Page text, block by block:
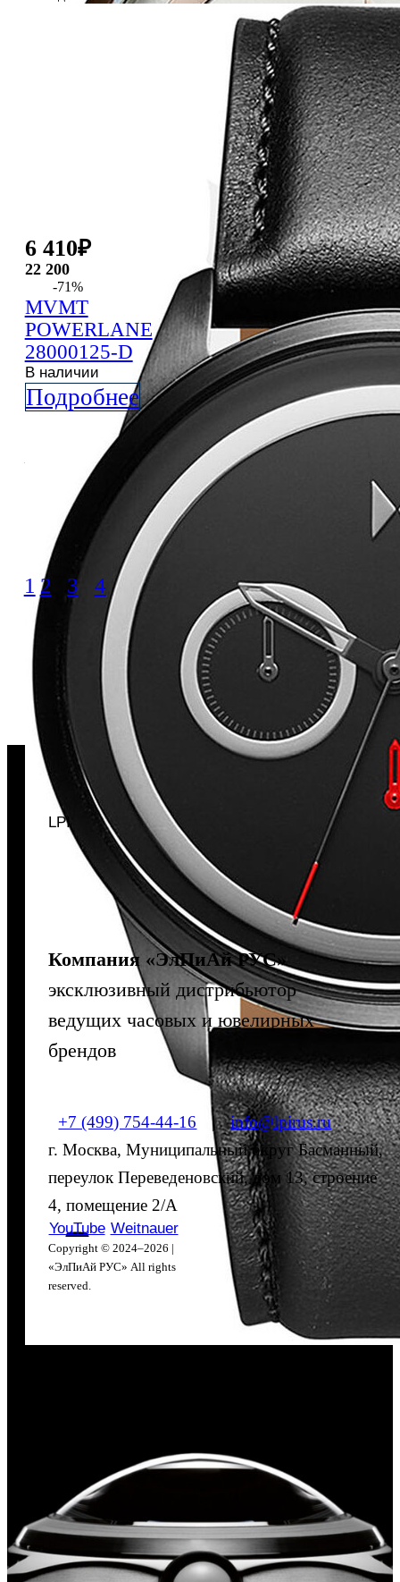
6 410₽
22 200
-71%
MVMT
POWERLANE
28000125-D
В наличии
Подробнее
1 2 3 4
LPI
Компания «ЭлПиАй РУС»
эксклюзивный дистрибьютор
ведущих часовых и ювелирных
брендов
+7 (499) 754-44-16 | info@lpirus.ru
г. Москва, Муниципальный округ Басманный,
переулок Переведеновский, дом 13, строение
4, помещение 2/А
YouTube Weitnauer
Copyright © 2024–2026 |
«ЭлПиАй РУС» All rights
reserved.